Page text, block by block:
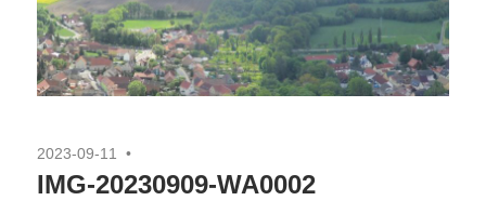
2023-09-11
IMG-20230909-WA0002